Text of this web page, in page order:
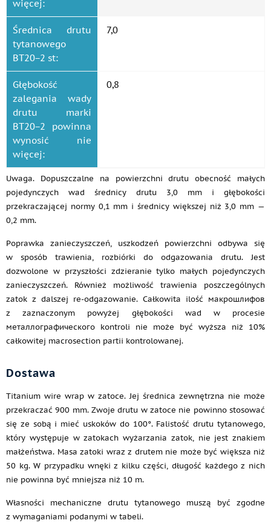
więcej:
Średnica drutu
tytanowego
ВТ20−2 st:
7,0
Głębokość
zalegania wady
drutu marki
ВТ20−2 powinna
wynosić nie
więcej:
0,8
Uwaga. Dopuszczalne na powierzchni drutu obecność małych
pojedynczych wad średnicy drutu 3,0 mm i głębokości
przekraczającej normy 0,1 mm i średnicy większej niż 3,0 mm —
0,2 mm.
Poprawka zanieczyszczeń, uszkodzeń powierzchni odbywa się
w sposób trawienia, rozbiórki do odgazowania drutu. Jest
dozwolone w przyszłości zdzieranie tylko małych pojedynczych
zanieczyszczeń. Również możliwość trawienia poszczególnych
zatok z dalszej re-odgazowanie. Całkowita ilość макрошлифов
z zaznaczonym powyżej głębokości wad w procesie
металлографического kontroli nie może być wyższa niż 10%
całkowitej macrosection partii kontrolowanej.
Dostawa
Titanium wire wrap w zatoce. Jej średnica zewnętrzna nie może
przekraczać 900 mm. Zwoje drutu w zatoce nie powinno stosować
się ze sobą i mieć uskoków do 100°. Falistość drutu tytanowego,
który występuje w zatokach wyżarzania zatok, nie jest znakiem
małżeństwa. Masa zatoki wraz z drutem nie może być większa niż
50 kg. W przypadku wnęki z kilku części, długość każdego z nich
nie powinna być mniejsza niż 10 m.
Własności mechaniczne drutu tytanowego muszą być zgodne
z wymaganiami podanymi w tabeli.